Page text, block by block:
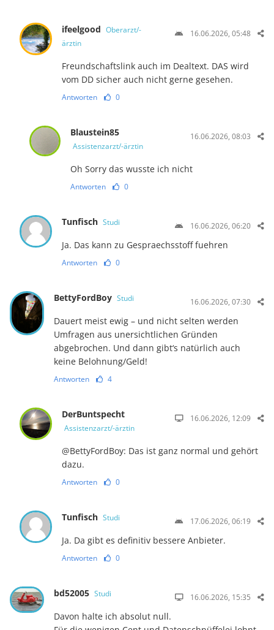
ifeelgood Oberarzt/-
ärztin
16.06.2026, 05:48
Freundschaftslink auch im Dealtext. DAS wird
vom DD sicher auch nicht gerne gesehen.
Antworten 0
Blaustein85
Assistenzarzt/-ärztin
16.06.2026, 08:03
Oh Sorry das wusste ich nicht
Antworten 0
Tunfisch Studi 16.06.2026, 06:20
Ja. Das kann zu Gespraechsstoff fuehren
Antworten 0
BettyFordBoy Studi 16.06.2026, 07:30
Dauert meist ewig – und nicht selten werden
Umfragen aus unersichtlichen Gründen
abgebrochen. Und dann gibt‘s natürlich auch
keine Belohnung/Geld!
Antworten 4
DerBuntspecht
Assistenzarzt/-ärztin
16.06.2026, 12:09
@BettyFordBoy: Das ist ganz normal und gehört
dazu.
Antworten 0
Tunfisch Studi 17.06.2026, 06:19
Ja. Da gibt es definitiv bessere Anbieter.
Antworten 0
bd52005 Studi 16.06.2026, 15:35
Davon halte ich absolut null.